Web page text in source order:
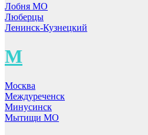
Лобня МО
Люберцы
Ленинск-Кузнецкий
М
Москва
Междуреченск
Минусинск
Мытищи МО